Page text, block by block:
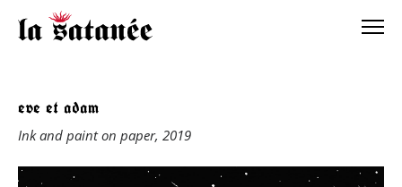
eve et adam
Ink and paint on paper, 2019